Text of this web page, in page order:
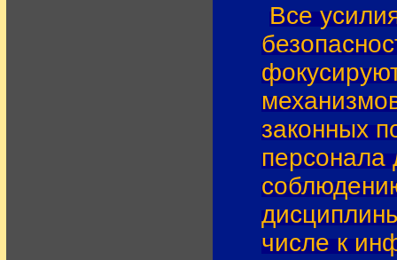
Все
законных
персонала
числе к